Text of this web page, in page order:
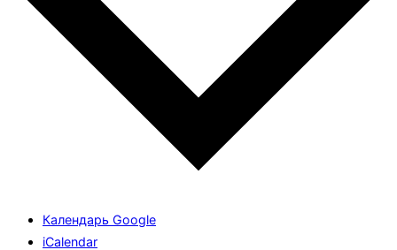
Календарь Google
iCalendar